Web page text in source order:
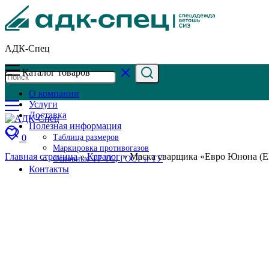
АДК-Спец
0
Каталог товаров
О компании
Услуги
Доставка
Полезная информация
Таблица размеров
Маркировка противогазов
Основные ТР ТС, ГОСТ и ТУ
Контакты
Главная страница»Каталог»Маска сварщика «Евро Юнона